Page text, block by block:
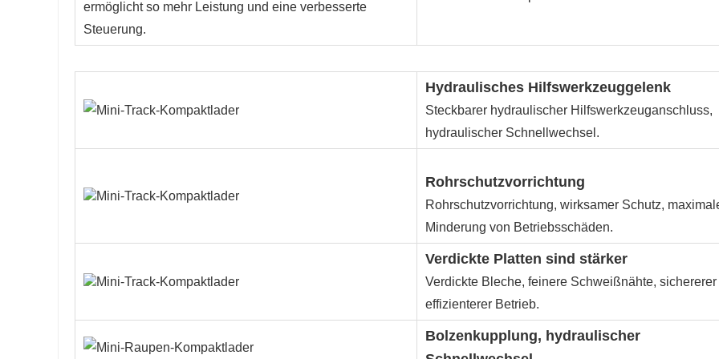
ermöglicht so mehr Leistung und eine verbesserte
Steuerung.
Hydraulisches Hilfswerkzeuggelenk
Steckbarer hydraulischer Hilfswerkzeuganschluss,
hydraulischer Schnellwechsel.
Rohrschutzvorrichtung
Rohrschutzvorrichtung, wirksamer Schutz,
Minderung von Betriebsschäden.
Verdickte Platten sind stärker
Verdickte Bleche, feinere Schweißnähte, sichererer
effizienterer Betrieb.
Bolzenkupplung, hydraulischer